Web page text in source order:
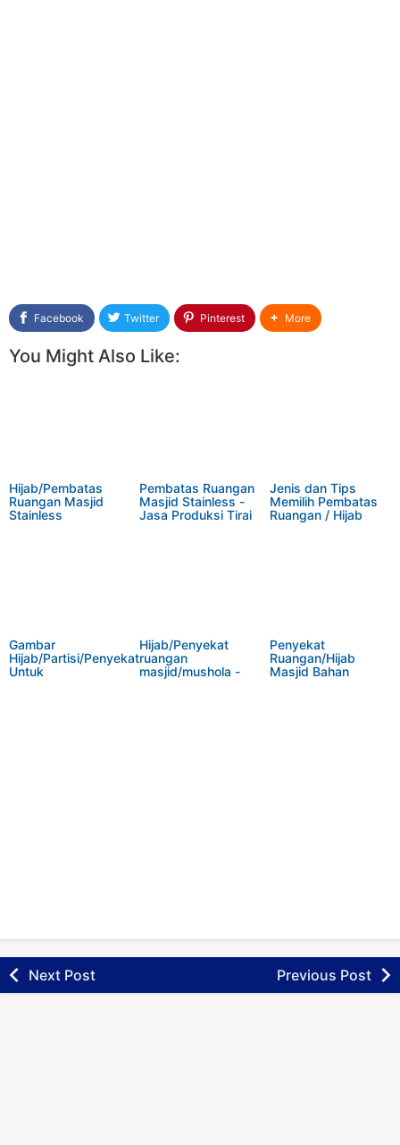
Facebook Twitter Pinterest More
You Might Also Like:
Hijab/Pembatas
Ruangan Masjid
Stainless
Pembatas Ruangan
Masjid Stainless -
Jasa Produksi Tirai
Jenis dan Tips
Memilih Pembatas
Ruangan / Hijab
Gambar
Hijab/Partisi/Penyekat
Untuk
Hijab/Penyekat
ruangan
masjid/mushola -
Penyekat
Ruangan/Hijab
Masjid Bahan
Next Post Previous Post